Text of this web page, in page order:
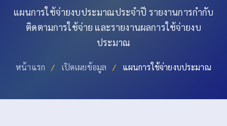
แผนการใช้จ่ายงบประมาณประจำปี รายงานการกำกับ
ติดตามการใช้จ่าย และรายงานผลการใช้จ่ายงบ
ประมาณ
หน้าแรก / เปิดเผยข้อมูล / แผนการใช้จ่ายงบประมาณ